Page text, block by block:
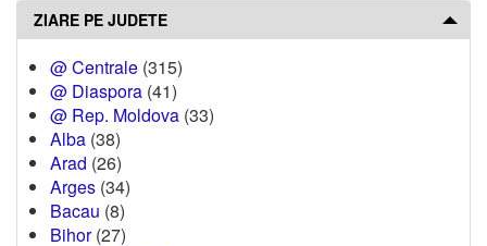
ZIARE PE JUDETE
@ Centrale (315)
@ Diaspora (41)
@ Rep. Moldova (33)
Alba (38)
Arad (26)
Arges (34)
Bacau (8)
Bihor(27)